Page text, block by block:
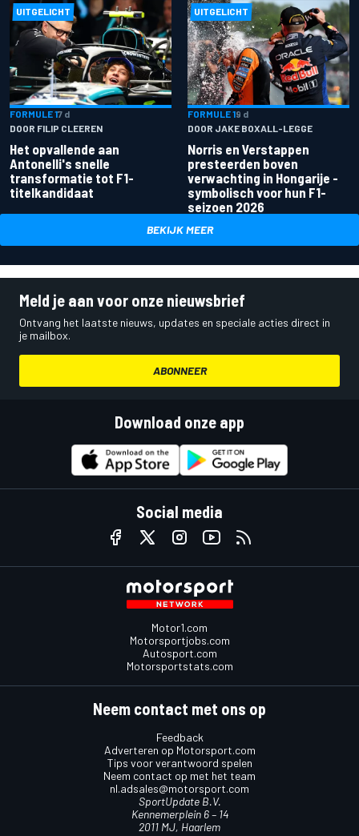
UITGELICHT
FORMULE 17 d
DOOR FILIP CLEEREN
Het opvallende aan
Antonelli's snelle
transformatie tot F1-
titelkandidaat
UITGELICHT
FORMULE 19 d
DOOR JAKE BOXALL-LEGGE
Norris en Verstappen
presteerden boven
verwachting in Hongarije -
symbolisch voor hun F1-
seizoen 2026
BEKIJK MEER
Meld je aan voor onze nieuwsbrief
Ontvang het laatste nieuws, updates en speciale acties direct in
je mailbox.
ABONNEER
Download onze app
Social media
Motor1.com
Motorsportjobs.com
Autosport.com
Motorsportstats.com
Neem contact met ons op
Feedback
Adverteren op Motorsport.com
Tips voor verantwoord spelen
Neem contact op met het team
nl.adsales@motorsport.com
SportUpdate B.V.
Kennemerplein 6 – 14
2011 MJ, Haarlem